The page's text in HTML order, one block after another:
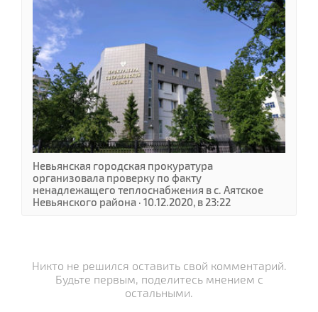
Невьянская городская прокуратура
организовала проверку по факту
ненадлежащего теплоснабжения в с. Аятское
Невьянского района · 10.12.2020, в 23:22
Никто не решился оставить свой комментарий.
Будьте первым, поделитесь мнением с
остальными.